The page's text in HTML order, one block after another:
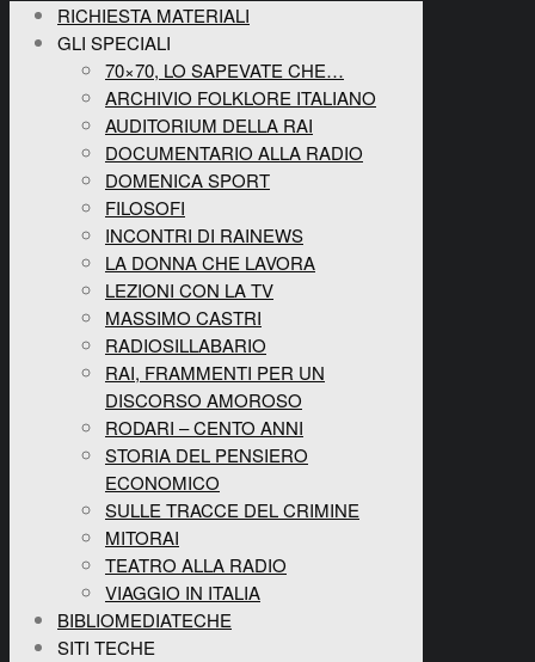
RICHIESTA MATERIALI
GLI SPECIALI
70×70, LO SAPEVATE CHE…
ARCHIVIO FOLKLORE ITALIANO
AUDITORIUM DELLA RAI
DOCUMENTARIO ALLA RADIO
DOMENICA SPORT
FILOSOFI
INCONTRI DI RAINEWS
LA DONNA CHE LAVORA
LEZIONI CON LA TV
MASSIMO CASTRI
RADIOSILLABARIO
RAI, FRAMMENTI PER UN
DISCORSO AMOROSO
RODARI – CENTO ANNI
STORIA DEL PENSIERO
ECONOMICO
SULLE TRACCE DEL CRIMINE
MITORAI
TEATRO ALLA RADIO
VIAGGIO IN ITALIA
BIBLIOMEDIATECHE
SITI TECHE